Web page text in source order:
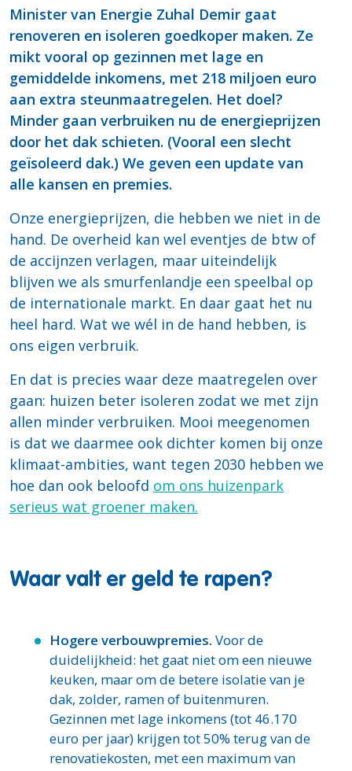
Minister van Energie Zuhal Demir gaat
renoveren en isoleren goedkoper maken. Ze
mikt vooral op gezinnen met lage en
gemiddelde inkomens, met 218 miljoen euro
aan extra steunmaatregelen. Het doel?
Minder gaan verbruiken nu de energieprijzen
door het dak schieten. (Vooral een slecht
geïsoleerd dak.) We geven een update van
alle kansen en premies.
Onze energieprijzen, die hebben we niet in de
hand. De overheid kan wel eventjes de btw of
de accijnzen verlagen, maar uiteindelijk
blijven we als smurfenlandje een speelbal op
de internationale markt. En daar gaat het nu
heel hard. Wat we wél in de hand hebben, is
ons eigen verbruik.
En dat is precies waar deze maatregelen over
gaan: huizen beter isoleren zodat we met zijn
allen minder verbruiken. Mooi meegenomen
is dat we daarmee ook dichter komen bij onze
klimaat-ambities, want tegen 2030 hebben we
hoe dan ook beloofd om ons huizenpark
serieus wat groener maken.
Waar valt er geld te rapen?
Hogere verbouwpremies. Voor de
duidelijkheid: het gaat niet om een nieuwe
keuken, maar om de betere isolatie van je
dak, zolder, ramen of buitenmuren.
Gezinnen met lage inkomens (tot 46.170
euro per jaar) krijgen tot 50% terug van de
renovatiekosten, met een maximum van